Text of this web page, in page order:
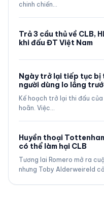
chinh chiến…
Trả 3 cầu thủ về CLB,
khi đấu ĐT Việt Nam
Ngày trở lại tiếp tục bị
người dùng lo lắng
Kế hoạch trở lại thi đấu
hoãn. Việc…
Huyền thoại
có thể làm hại CLB
Tương lai Romero mở ra
nhưng Toby Alderweireld